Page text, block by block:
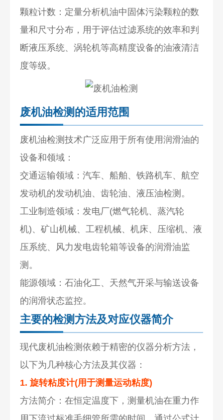
颗粒计数：定量分析机油中固体污染颗粒的数
量和尺寸分布，用于评估过滤系统的效率和判
断液压系统、涡轮机等高精度设备的油液清洁
度等级。
废机油检测的适用范围
废机油检测技术广泛应用于所有使用润滑油的
设备和领域：
交通运输领域：汽车、船舶、铁路机车、航空
发动机的发动机油、齿轮油、液压油检测。
工业制造领域：发电厂(燃气轮机、蒸汽轮
机)、矿山机械、工程机械、机床、压缩机、液
压系统、风力发电齿轮箱等设备的润滑油监
测。
能源领域：石油化工、天然气开采与输送设备
的润滑状态监控。
主要的检测方法及对应仪器简介
现代废机油检测依赖于精密的仪器分析方法，
以下为几种核心方法及其仪器：
1. 旋转粘度计(用于测量运动粘度)
方法简介：在恒定温度下，测量机油在重力作